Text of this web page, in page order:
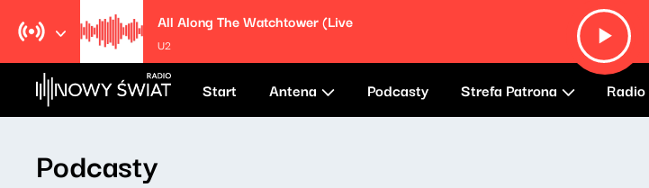
All Along The Watchtower (Live
U2
Start Antena Podcasty Strefa Patrona Radio
Podcasty